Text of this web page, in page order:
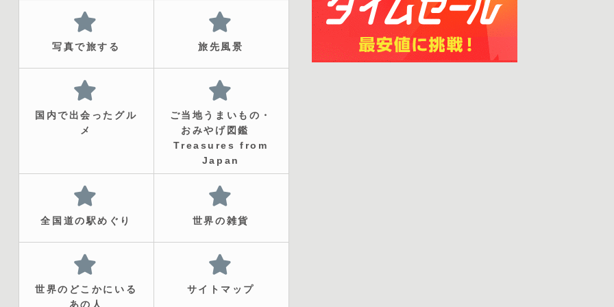
写真で旅する 旅先風景
国内で出会ったグル
メ
ご当地うまいもの・
おみやげ図鑑
Treasures from
Japan
全国道の駅めぐり 世界の雑貨
世界のどこかにいる
あの人
サイトマップ